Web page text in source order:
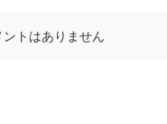
ントはありません